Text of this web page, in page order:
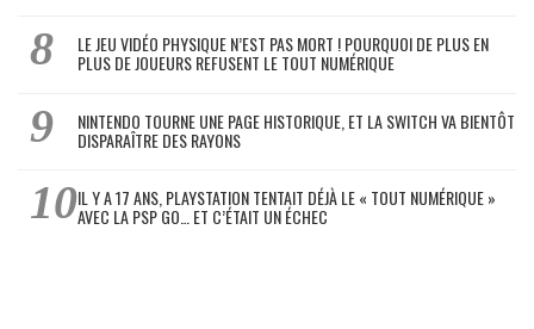
LE JEU VIDÉO PHYSIQUE N’EST PAS MORT ! POURQUOI DE PLUS EN
PLUS DE JOUEURS REFUSENT LE TOUT NUMÉRIQUE
NINTENDO TOURNE UNE PAGE HISTORIQUE, ET LA SWITCH VA BIENTÔT
DISPARAÎTRE DES RAYONS
IL Y A 17 ANS, PLAYSTATION TENTAIT DÉJÀ LE « TOUT NUMÉRIQUE »
AVEC LA PSP GO… ET C’ÉTAIT UN ÉCHEC